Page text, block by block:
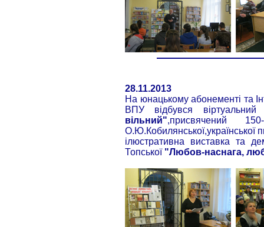
28.11.2013
На юнацькому абонементі та
ВПУ відбувся
вільний",присвячений
О.Ю.Кобилянської,української
ілюстративна виставка та
Топської "Любов-наснага,